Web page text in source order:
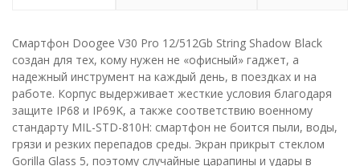
Смартфон Doogee V30 Pro 12/512Gb String Shadow Black
создан для тех, кому нужен не «офисный» гаджет, а
надежный инструмент на каждый день, в поездках и на
работе. Корпус выдерживает жесткие условия благодаря
защите IP68 и IP69K, а также соответствию военному
стандарту MIL-STD-810H: смартфон не боится пыли, воды,
грязи и резких перепадов среды. Экран прикрыт стеклом
Gorilla Glass 5, поэтому случайные царапины и удары в